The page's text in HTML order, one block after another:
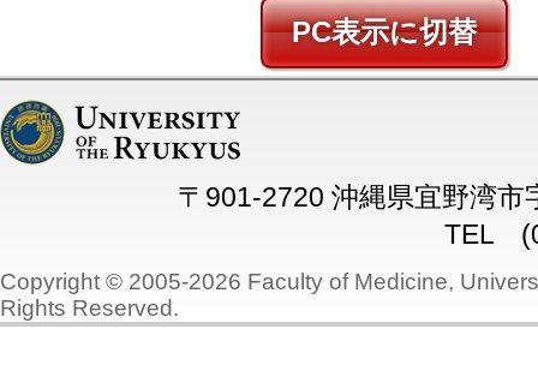
PC
〒901-2720 沖縄県宜野湾市
TEL
Copyright © 2005-2026 Faculty of Medicine,
Rights Reserved.